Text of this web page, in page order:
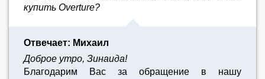
купить Overture?
Отвечает: Михаил
Доброе утро, Зинаида!
Благодарим Вас за обращение в нашу